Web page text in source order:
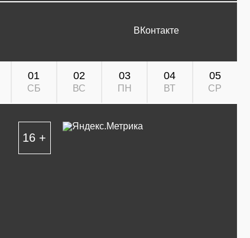
ВКонтакте
01
СБ
02
ВС
03
ПН
04
ВТ
05
СР
16 +